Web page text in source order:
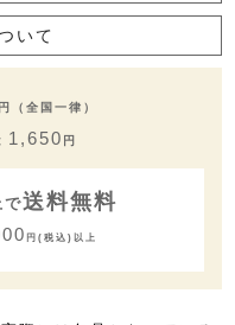
いて
円（全国一律）
1,650 円
で送料無料
円(税込)以上